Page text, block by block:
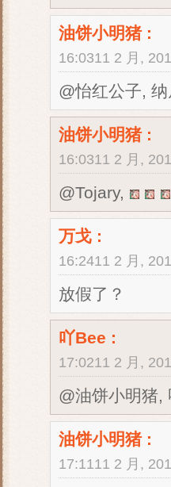
油饼小明猪:
16:0311 2 月,
@怡红公子,
油饼小明猪:
16:0311 2 月,
@Tojary,
万戈 :
16:2411 2 月,
放假了？
吖Bee :
17:0211 2 月,
@油饼小明
油饼小明猪:
17:1111 2 月,